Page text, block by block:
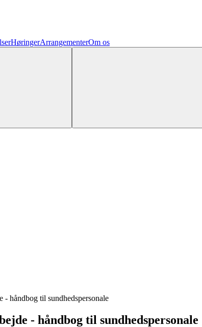
HøringerArrangementerOm os
- håndbog til sundhedspersonale
- håndbog til sundhedspersonale